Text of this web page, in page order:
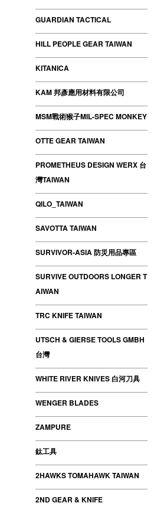
GUARDIAN TACTICAL
HILL PEOPLE GEAR TAIWAN
KITANICA
KAM 邦彥應用材料有限公司
MSM戰術猴子MIL-SPEC MONKEY
OTTE GEAR TAIWAN
PROMETHEUS DESIGN WERX 台
灣TAIWAN
QILO_TAIWAN
SAVOTTA TAIWAN
SURVIVOR-ASIA 防災用品專區
SURVIVE OUTDOORS LONGER T
AIWAN
TRC KNIFE TAIWAN
UTSCH & GIERSE TOOLS GMBH
台灣
WHITE RIVER KNIVES 白河刀具
WENGER BLADES
ZAMPURE
鈦工具
2HAWKS TOMAHAWK TAIWAN
2ND GEAR & KNIFE